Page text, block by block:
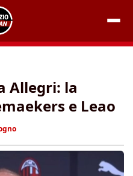
Allegri: la
e Leao